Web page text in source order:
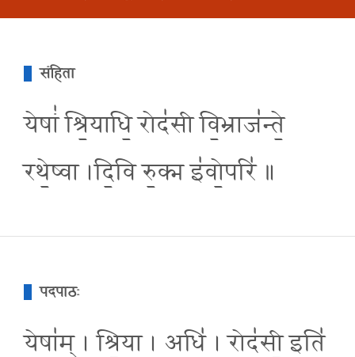
संहिता
येषां॑ श्रि॒याधि॒ रोद॑सी वि॒भ्राज॑न्ते॒
रथे॒ष्वा ।दि॒वि रु॒क्म इ॑वो॒परि॑ ॥
पदपाठः
येषा॑म् । श्रि॒या । अधि॑ । रोद॑सी॒ इति॑